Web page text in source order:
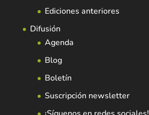
Ediciones anteriores
Difusión
Agenda
Blog
Boletín
Suscripción newsletter